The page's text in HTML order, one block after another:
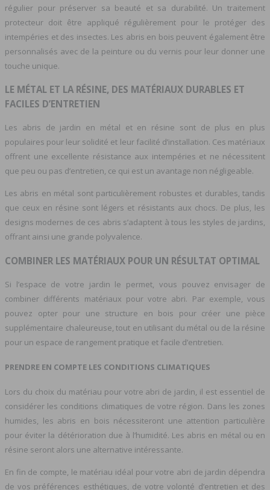
régulier pour préserver sa beauté et sa durabilité. Un traitement
protecteur doit être appliqué régulièrement pour le protéger des
intempéries et des insectes. Les abris en bois peuvent également être
personnalisés avec de la peinture ou du vernis pour leur donner une
touche unique.
LE MÉTAL ET LA RÉSINE, DES MATÉRIAUX DURABLES ET
FACILES D’ENTRETIEN
Les abris de jardin en métal et en résine sont de plus en plus
populaires pour leur solidité et leur facilité d’installation. Ces matériaux
offrent une excellente résistance aux intempéries et ne nécessitent
que peu ou pas d’entretien, ce qui est un avantage non négligeable.
Les abris en métal sont particulièrement robustes et durables, tandis
que ceux en résine sont légers et résistants aux chocs. De plus, les
designs modernes de ces abris s’adaptent à tous les styles de jardins,
offrant ainsi une grande polyvalence.
COMBINER LES MATÉRIAUX POUR UN RÉSULTAT OPTIMAL
Si l’espace de votre jardin le permet, vous pouvez envisager de
combiner différents matériaux pour votre abri. Par exemple, vous
pouvez opter pour une structure en bois pour créer une pièce
supplémentaire chaleureuse, tout en utilisant du métal ou de la résine
pour un espace de rangement pratique et facile d’entretien.
PRENDRE EN COMPTE LES CONDITIONS CLIMATIQUES
Lors du choix du matériau pour votre abri de jardin, il est essentiel de
considérer les conditions climatiques de votre région. Dans les zones
humides, les abris en bois nécessiteront une attention particulière
pour éviter la détérioration due à l’humidité. Les abris en métal ou en
résine seront alors une alternative intéressante.
En fin de compte, le matériau idéal pour votre abri de jardin dépendra
de vos préférences esthétiques, de votre volonté d’entretien et des